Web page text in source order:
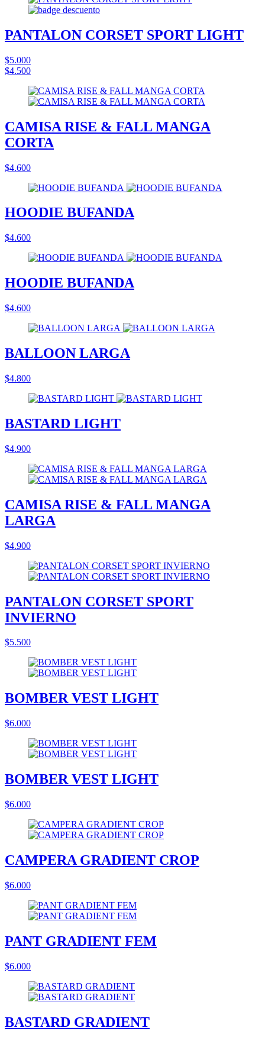
PANTALON CORSET SPORT LIGHT
$5.000
$4.500
CAMISA RISE & FALL MANGA
CORTA
$4.600
HOODIE BUFANDA
$4.600
HOODIE BUFANDA
$4.600
BALLOON LARGA
$4.800
BASTARD LIGHT
$4.900
CAMISA RISE & FALL MANGA
LARGA
$4.900
PANTALON CORSET SPORT
INVIERNO
$5.500
BOMBER VEST LIGHT
$6.000
BOMBER VEST LIGHT
$6.000
CAMPERA GRADIENT CROP
$6.000
PANT GRADIENT FEM
$6.000
BASTARD GRADIENT